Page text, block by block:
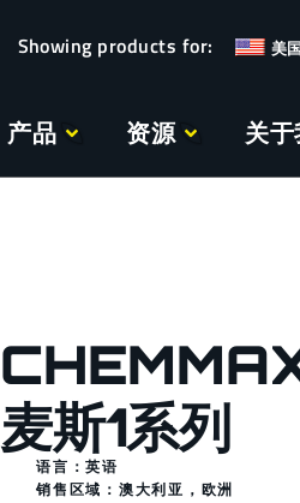
美
产品 资源 关
麦斯1系列
语言：英语
销售区域： 澳大利亚 ， 欧洲